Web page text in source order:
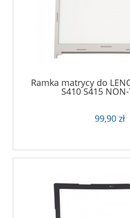
Ramka matrycy do
S410 S415
99,90 zł